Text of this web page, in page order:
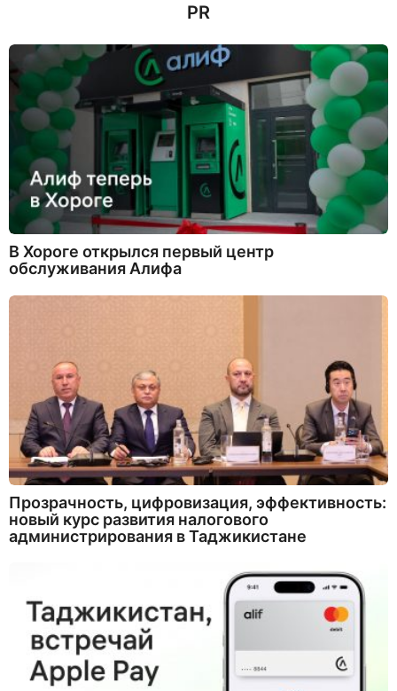
з
д
PR
В Хороге открылся первый центр
обслуживания Алифа
Прозрачность, цифровизация, эффективность:
новый курс развития налогового
администрирования в Таджикистане